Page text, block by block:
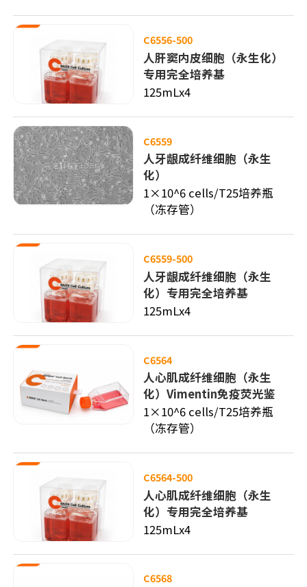
C6556-500
人肝窦内皮细胞（永生化）
专用完全培养基
125mLx4
C6559
人牙龈成纤维细胞（永生
化）
1×10^6 cells/T25培养瓶
（冻存管）
C6559-500
人牙龈成纤维细胞（永生
化）专用完全培养基
125mLx4
C6564
人心肌成纤维细胞（永生
化）Vimentin免疫荧光鉴
定
1×10^6 cells/T25培养瓶
（冻存管）
C6564-500
人心肌成纤维细胞（永生
化）专用完全培养基
125mLx4
C6568